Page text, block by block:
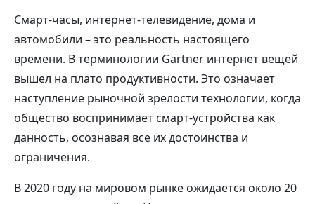
Смарт-часы, интернет-телевидение, дома и
автомобили – это реальность настоящего
времени. В терминологии Gartner интернет вещей
вышел на плато продуктивности. Это означает
наступление рыночной зрелости технологии, когда
общество воспринимает смарт-устройства как
данность, осознавая все их достоинства и
ограничения.
В 2020 году на мировом рынке ожидается около 20